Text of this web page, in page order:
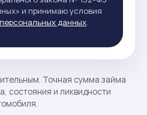
и принимаю условия
данных.
Точная сумма займа
состояния и ликвидности